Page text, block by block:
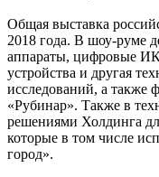
Общая выставка
2018 года. В шоу-руме
аппараты, цифровые
устройства и другая
исследований, а также
«Рубинар». Также в
решениями Холдинга
которые в том числе
город».